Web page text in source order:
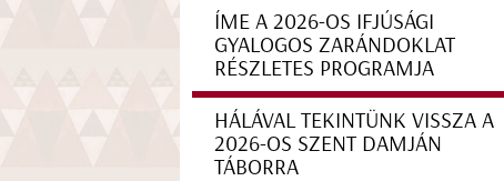
ÍME A 2026-OS IFJÚSÁGI
GYALOGOS ZARÁNDOKLAT
RÉSZLETES PROGRAMJA
HÁLÁVAL TEKINTÜNK VISSZA A
2026-OS SZENT DAMJÁN
TÁBORRA